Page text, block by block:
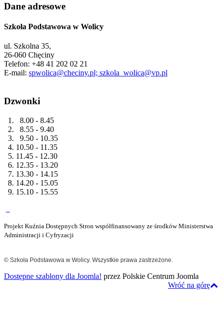
Dane adresowe
Szkoła Podstawowa w Wolicy
ul. Szkolna 35,
26-060 Chęciny
Telefon: +48 41 202 02 21
E-mail: spwolica@checiny.pl; szkola_wolica@vp.pl
Dzwonki
1. 8.00 - 8.45
2. 8.55 - 9.40
3. 9.50 - 10.35
4. 10.50 - 11.35
5. 11.45 - 12.30
6. 12.35 - 13.20
7. 13.30 - 14.15
8. 14.20 - 15.05
9. 15.10 - 15.55
Projekt Kuźnia Dostępnych Stron współfinansowany ze środków Ministerstwa
Administracji i Cyfryzacji
© Szkoła Podstawowa w Wolicy. Wszystkie prawa zastrzeżone.
Dostępne szablony dla Joomla! przez Polskie Centrum Joomla
Wróć na górę